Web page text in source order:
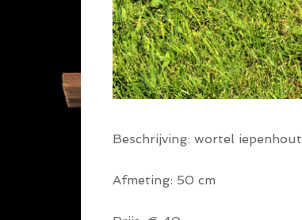
Beschrijving: wortel iepenhout
Afmeting: 50 cm